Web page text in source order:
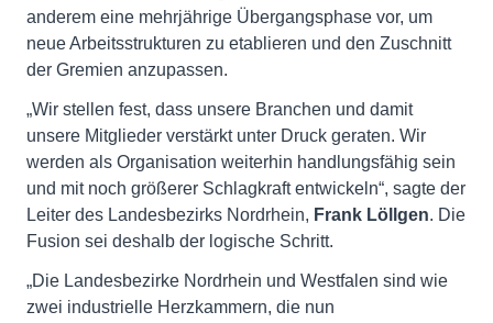
anderem eine mehrjährige Übergangsphase vor, um
neue Arbeitsstrukturen zu etablieren und den Zuschnitt
der Gremien anzupassen.
„Wir stellen fest, dass unsere Branchen und damit
unsere Mitglieder verstärkt unter Druck geraten. Wir
werden als Organisation weiterhin handlungsfähig sein
und mit noch größerer Schlagkraft entwickeln“, sagte der
Leiter des Landesbezirks Nordrhein, Frank Löllgen. Die
Fusion sei deshalb der logische Schritt.
„Die Landesbezirke Nordrhein und Westfalen sind wie
zwei industrielle Herzkammern, die nun